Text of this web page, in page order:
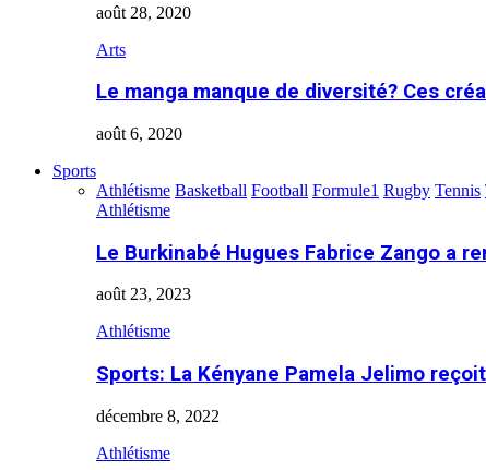
août 28, 2020
Arts
Le manga manque de diversité? Ces
août 6, 2020
Sports
Athlétisme Basketball Football Formule1 Rugby Tennis
Athlétisme
Le Burkinabé Hugues Fabrice Zango a
août 23, 2023
Athlétisme
Sports: La Kényane Pamela Jelimo
décembre 8, 2022
Athlétisme